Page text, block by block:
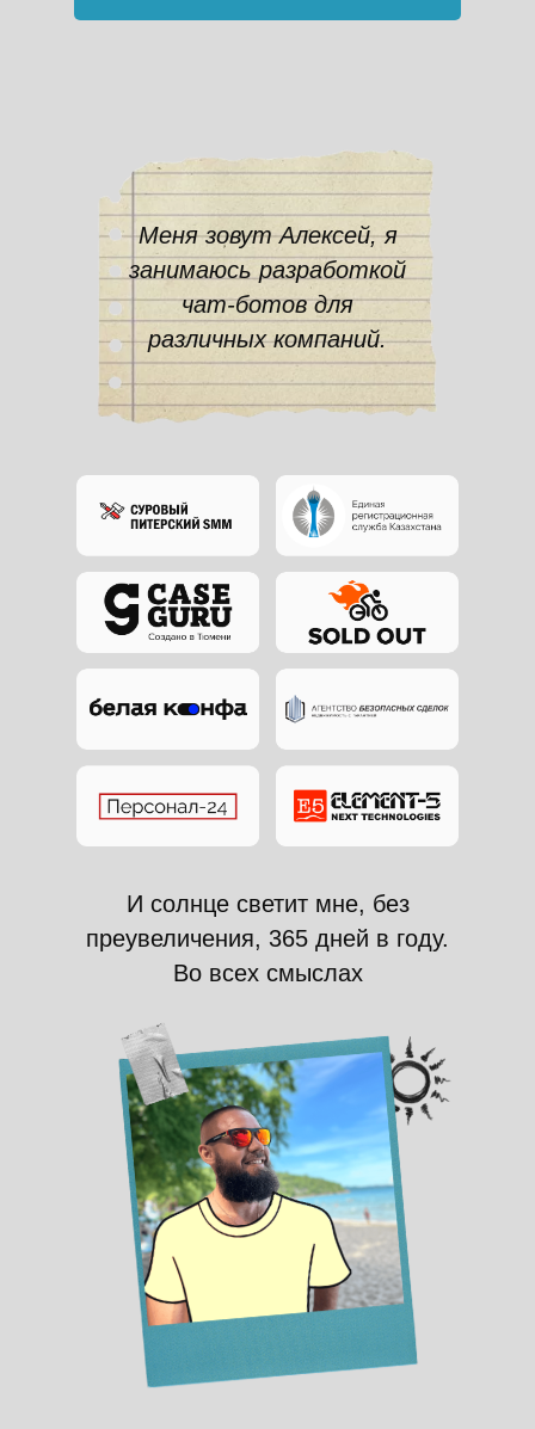
Меня зовут Алексей, я
занимаюсь разработкой
чат-ботов для
различных компаний.
И солнце светит мне, без
преувеличения, 365 дней в году.
Во всех смыслах